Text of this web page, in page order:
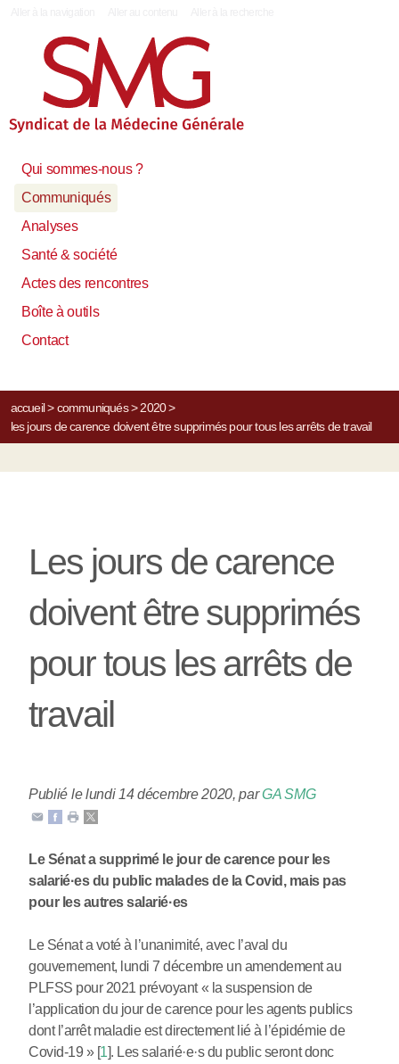
Qui sommes-nous ?
Communiqués
Analyses
Santé & société
Actes des rencontres
Boîte à outils
Contact
accueil> communiqués> 2020>
les jours de carence doivent être supprimés pour tous les arrêts de travail
Les jours de carence
doivent être supprimés
pour tous les arrêts de
travail
Publié le lundi 14 décembre 2020,parGA SMG
Le Sénat a supprimé le jour de carence pour les
salarié·es du public malades de la Covid, mais pas
pour les autres salarié·es
Le Sénat a voté à l’unanimité, avec l’aval du
gouvernement, lundi 7 décembre un amendement au
PLFSS pour 2021 prévoyant « la suspension de
l’application du jour de carence pour les agents publics
dont l’arrêt maladie est directement lié à l’épidémie de
Covid-19 »[1]. Les salarié·e·s du public seront donc